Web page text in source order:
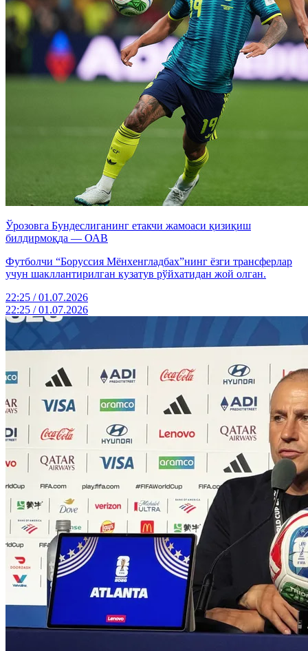
Ўрозовга Бундеслиганинг етакчи жамоаси қизиқиш
билдирмоқда — ОАВ
Футболчи “Боруссия Мёнхенгладбах”нинг ёзги трансферлар
учун шакллантирилган кузатув рўйхатидан жой олган.
22:25 / 01.07.2026
22:25 / 01.07.2026